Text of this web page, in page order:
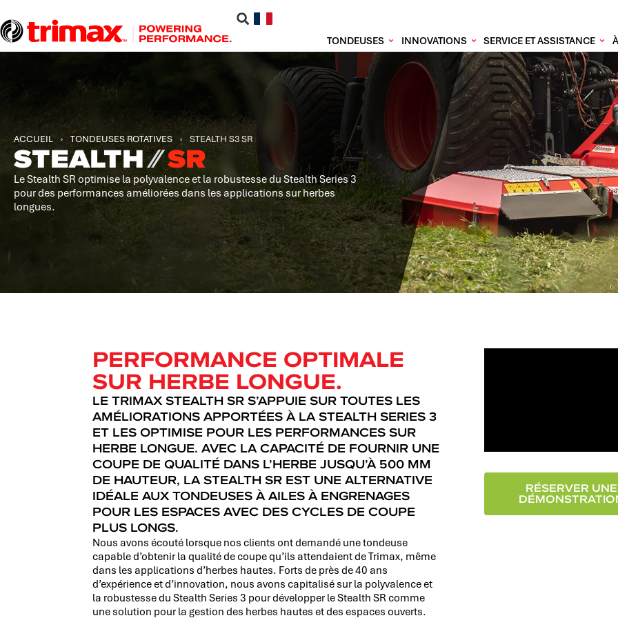
TONDEUSES INNOVATIONS SERVICE ET ASSISTANCE
ACCUEIL › TONDEUSES ROTATIVES › STEALTH S3 SR
STEALTH⁄⁄SR
Le Stealth SR optimise la polyvalence et la robustesse du Stealth Series 3
pour des performances améliorées dans les applications sur herbes
longues.
PERFORMANCE OPTIMALE
SUR HERBE LONGUE.
LE TRIMAX STEALTH SR S’APPUIE SUR TOUTES LES
AMÉLIORATIONS APPORTÉES À LA STEALTH SERIES 3
ET LES OPTIMISE POUR LES PERFORMANCES SUR
HERBE LONGUE. AVEC LA CAPACITÉ DE FOURNIR UNE
COUPE DE QUALITÉ DANS L’HERBE JUSQU’À 500 MM
DE HAUTEUR, LA STEALTH SR EST UNE ALTERNATIVE
IDÉALE AUX TONDEUSES À AILES À ENGRENAGES
POUR LES ESPACES AVEC DES CYCLES DE COUPE
PLUS LONGS.
Nous avons écouté lorsque nos clients ont demandé une tondeuse
capable d’obtenir la qualité de coupe qu’ils attendaient de Trimax, même
dans les applications d’herbes hautes. Forts de près de 40 ans
d’expérience et d’innovation, nous avons capitalisé sur la polyvalence et
la robustesse du Stealth Series 3 pour développer le Stealth SR comme
une solution pour la gestion des herbes hautes et des espaces ouverts.
RÉSERVER UNE